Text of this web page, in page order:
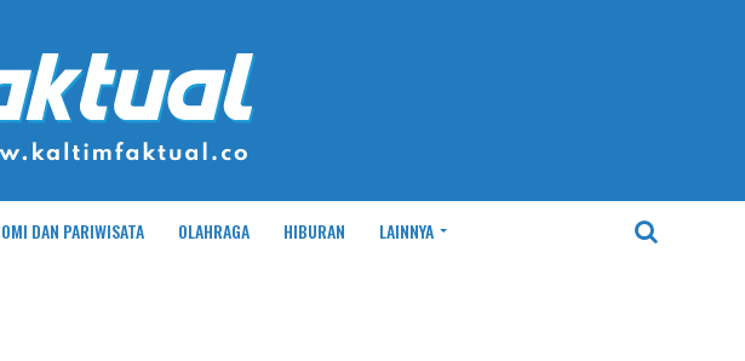
DAN PARIWISATA OLAHRAGA HIBURAN LAINNYA